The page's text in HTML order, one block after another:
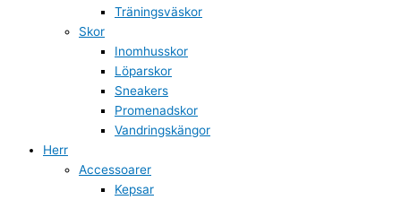
Träningsväskor
Skor
Inomhusskor
Löparskor
Sneakers
Promenadskor
Vandringskängor
Herr
Accessoarer
Kepsar